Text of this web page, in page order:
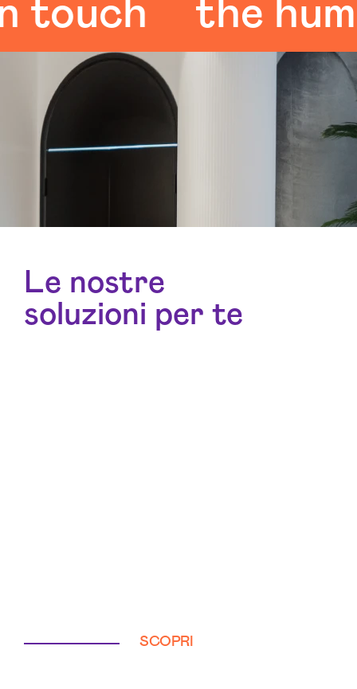
the human
Le nostre
soluzioni per te
SCOPRI